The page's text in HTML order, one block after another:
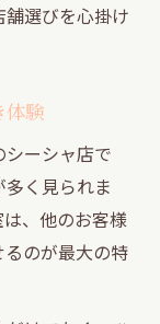
選びを心掛け
体験
ーシャ店で
く見られま
、他のお客様
のが最大の特